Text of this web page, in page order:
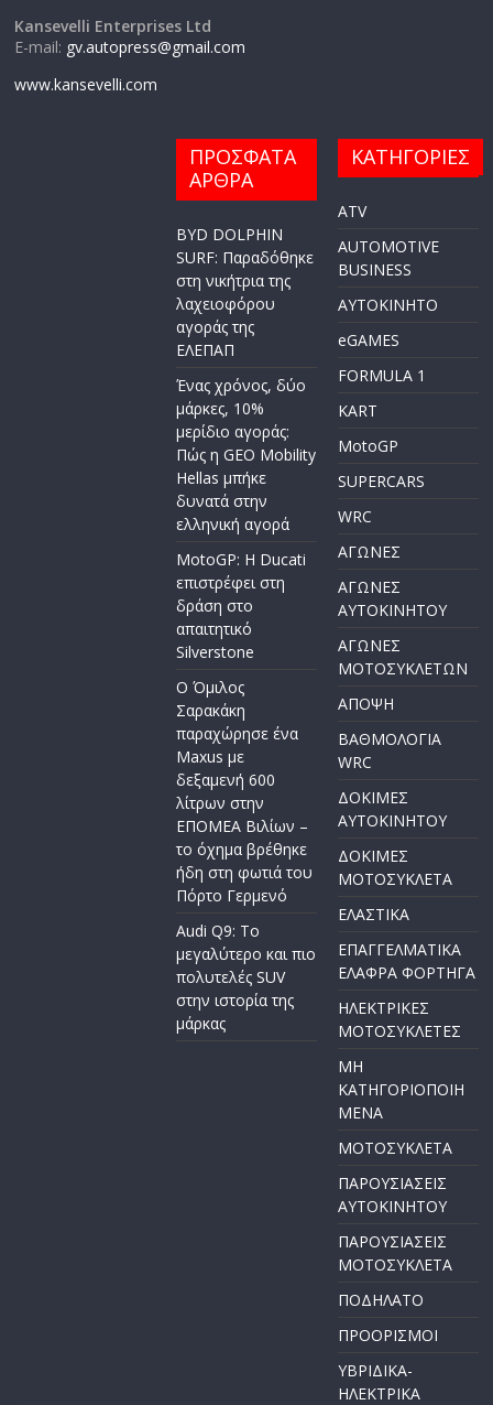
Kansevelli Enterprises Ltd
E-mail: gv.autopress@gmail.com
www.kansevelli.com
ΠΡΟΣΦΑΤΑ
ΑΡΘΡΑ
BYD DOLPHIN
SURF: Παραδόθηκε
στη νικήτρια της
λαχειοφόρου
αγοράς της
ΕΛΕΠΑΠ
Ένας χρόνος, δύο
μάρκες, 10%
μερίδιο αγοράς:
Πώς η GEO Mobility
Hellas μπήκε
δυνατά στην
ελληνική αγορά
MotoGP: Η Ducati
επιστρέφει στη
δράση στο
απαιτητικό
Silverstone
Ο Όμιλος
Σαρακάκη
παραχώρησε ένα
Maxus με
δεξαμενή 600
λίτρων στην
ΕΠΟΜΕΑ Βιλίων –
το όχημα βρέθηκε
ήδη στη φωτιά του
Πόρτο Γερμενό
Audi Q9: Το
μεγαλύτερο και πιο
πολυτελές SUV
στην ιστορία της
μάρκας
ΚΑΤΗΓΟΡΙΕΣ
ATV
AUTOMOTIVE
BUSINESS
AYTOKINHTO
eGAMES
FORMULA 1
KART
MotoGP
SUPERCARS
WRC
ΑΓΩΝΕΣ
ΑΓΩΝΕΣ
AYTOKINHTOY
ΑΓΩΝΕΣ
ΜΟΤΟΣΥΚΛΕΤΩΝ
ΑΠΟΨΗ
ΒΑΘΜΟΛΟΓΙΑ
WRC
ΔΟΚΙΜΕΣ
ΑΥΤΟΚΙΝΗΤΟΥ
ΔΟΚΙΜΕΣ
ΜΟΤΟΣΥΚΛΕΤΑ
ΕΛΑΣΤΙΚΑ
ΕΠΑΓΓΕΛΜΑΤΙΚΑ
ΕΛΑΦΡΑ ΦΟΡΤΗΓΑ
ΗΛΕΚΤΡΙΚΕΣ
ΜΟΤΟΣΥΚΛΕΤΕΣ
ΜΗ
ΚΑΤΗΓΟΡΙΟΠΟΙΗ
ΜΕΝΑ
ΜΟΤΟΣΥΚΛΕΤΑ
ΠΑΡΟΥΣΙΑΣΕΙΣ
ΑΥΤΟΚΙΝΗΤΟΥ
ΠΑΡΟΥΣΙΑΣΕΙΣ
ΜΟΤΟΣΥΚΛΕΤΑ
ΠΟΔΗΛΑΤΟ
ΠΡΟΟΡΙΣΜΟΙ
ΥΒΡΙΔΙΚΑ-
ΗΛΕΚΤΡΙΚΑ